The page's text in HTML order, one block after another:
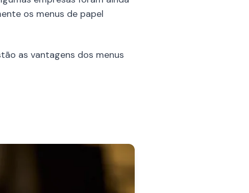
os menus de papel
as vantagens dos menus